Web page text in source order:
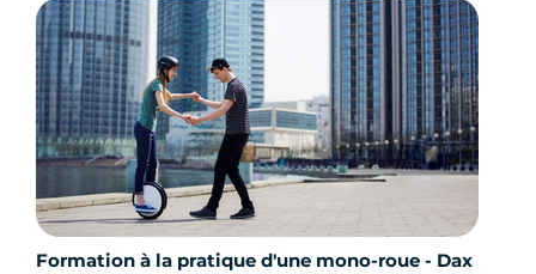
Formation à la pratique d'une mono-roue - Dax